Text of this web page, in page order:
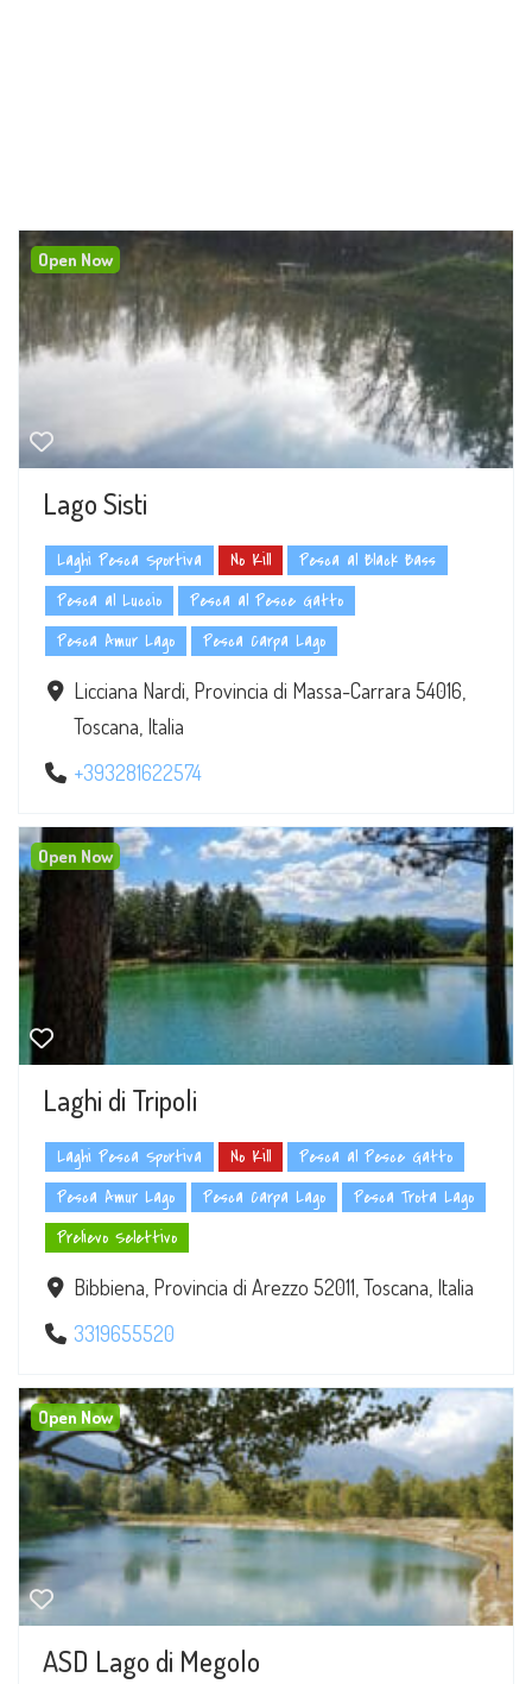
Lago Sisti
Laghi Pesca Sportiva No Kill
Pesca al Black Bass
Pesca al Luccio
Pesca al Pesce Gatto
Pesca Amur Lago
Pesca Carpa Lago
Licciana Nardi, Provincia di Massa-Carrara 54016,
Toscana, Italia
+393281622574
Open Now
Laghi di Tripoli
Laghi Pesca Sportiva No Kill
Pesca al Pesce Gatto
Pesca Amur Lago
Pesca Carpa Lago
Pesca Trota Lago
Prelievo Selettivo
Bibbiena, Provincia di Arezzo 52011, Toscana, Italia
3319655520
Open Now
ASD Lago di Megolo
Open Now